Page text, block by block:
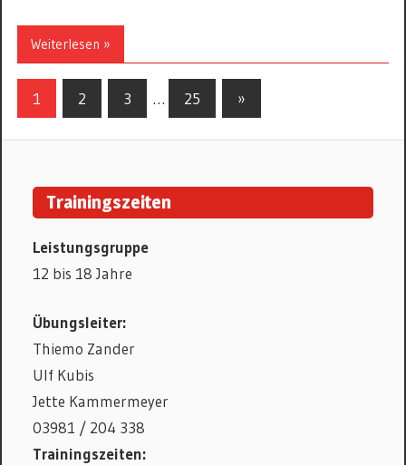
Weiterlesen »
Beitrags-
Navigation
1 2 3 … 25
Nächste
Beiträge
»
Trainingszeiten
Leistungsgruppe
12 bis 18 Jahre
Übungsleiter:
Thiemo Zander
Ulf Kubis
Jette Kammermeyer
03981 / 204 338
Trainingszeiten: